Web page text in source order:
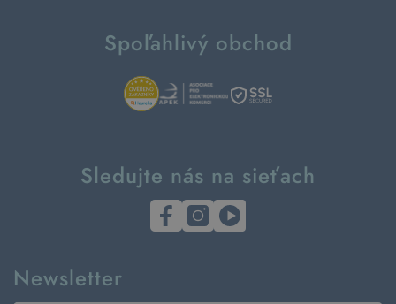
Spoľahlivý obchod
Sledujte nás na sieťach
Newsletter